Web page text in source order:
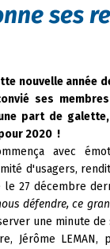
ses
nouvelle année
ses
part de
2020 !
avec
d'usagers,
le 27 décembre
défendre, ce
une minute de
Jérôme